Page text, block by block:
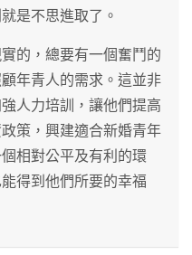
是不思進取了。
的，總要有一個奮鬥的
年青人的需求。這並非
人力培訓，讓他們提高
策，興建適合新婚青年
相對公平及有利的環
得到他們所要的幸福